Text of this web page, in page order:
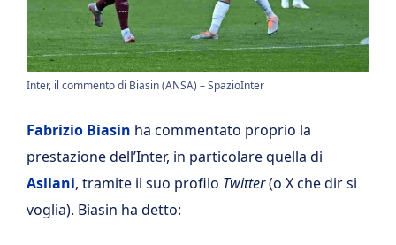
Inter, il commento di Biasin (ANSA) – SpazioInter
Fabrizio Biasin ha commentato proprio la
prestazione dell’Inter, in particolare quella di
Asllani, tramite il suo profilo Twitter(o X che dir si
voglia). Biasin ha detto: